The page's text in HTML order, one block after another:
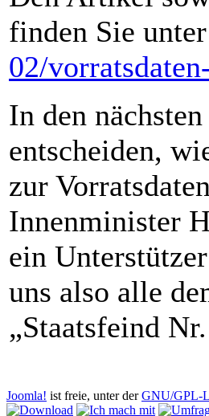
finden Sie unter
02/
In den
entscheiden,
zur
Innenminister
ein
uns also alle
„Staatsfeind
Joomla! ist freie, unter derGNU/GPL-